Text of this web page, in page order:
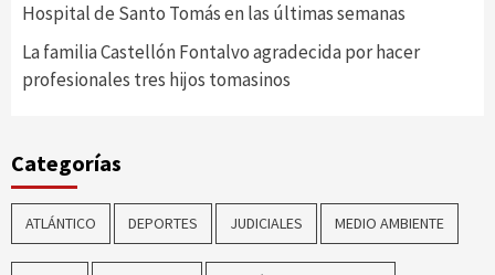
Hospital de Santo Tomás en las últimas semanas
La familia Castellón Fontalvo agradecida por hacer
profesionales tres hijos tomasinos
Categorías
ATLÁNTICO DEPORTES JUDICIALES MEDIO AMBIENTE